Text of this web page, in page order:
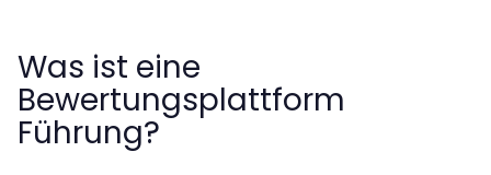
Was ist eine
Bewertungsplattform
Führung?